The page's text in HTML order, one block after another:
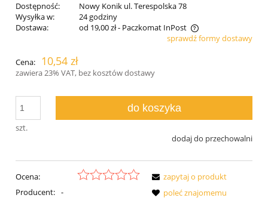
Dostępność:
Nowy Konik ul. Terespolska 78
Wysyłka w:
24 godziny
Dostawa:
od 19,00 zł- Paczkomat InPost
Cena nie zawiera ewentualnych kosztów płatnościsprawdź formy dostawy
Cena: 10,54 zł
zawiera 23% VAT, bez kosztów dostawy
szt.
do koszyka
dodaj do przechowalni
Ocena:
Producent: -
zapytaj o produkt
poleć znajomemu